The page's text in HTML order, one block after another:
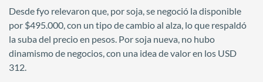
Desde fyo relevaron que, por soja, se negoció la disponible
por $495.000, con un tipo de cambio al alza, lo que respaldó
la suba del precio en pesos. Por soja nueva, no hubo
dinamismo de negocios, con una idea de valor en los USD
312.